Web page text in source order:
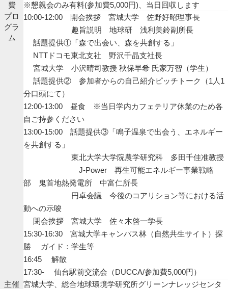
費
※懇親会のみ有料(参加費5,000円)、当日回収します
プロ
グラ
ム
10:00-12:00 開会挨拶 宮城大学 佐野好昭理事長
趣旨説明 地球研 浅利美鈴副所長
話題提供①「森で出会い、森を共創する」
NTTドコモ東北支社 野沢千晶支社長
宮城大学 小沢晴司教授 秋保早希 氏家万智（学生）
話題提供② 参加者からの自己紹介ピッチトーク（1人1
分口頭にて）
12:00-13:00 昼食 ※当日学内カフェテリア休業のため各
自ご持参ください
13:00-15:00 話題提供③「鳴子温泉で出会う、エネルギー
を共創する」
東北大学大学院農学研究科 多田千佳准教授
J-Power 再生可能エネルギー事業戦略
部 鬼首地熱発電所 中富仁所長
円卓会議 今後のコアリション等における活
動への示唆
閉会挨拶 宮城大学 佐々木啓一学長
15:30-16:30 宮城大学キャンパス林（自然共生サイト）探
勝 ガイド：学生等
16:45 解散
17:30- 仙台駅前交流会（DUCCA/参加費5,000円）
主催 宮城大学、総合地球環境学研究所グリーンナレッジセンタ